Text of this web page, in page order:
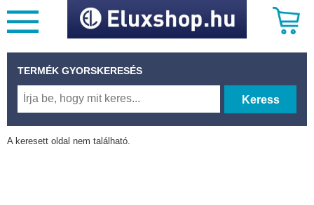
TERMÉK GYORSKERESÉS
Keress
A keresett oldal nem található.